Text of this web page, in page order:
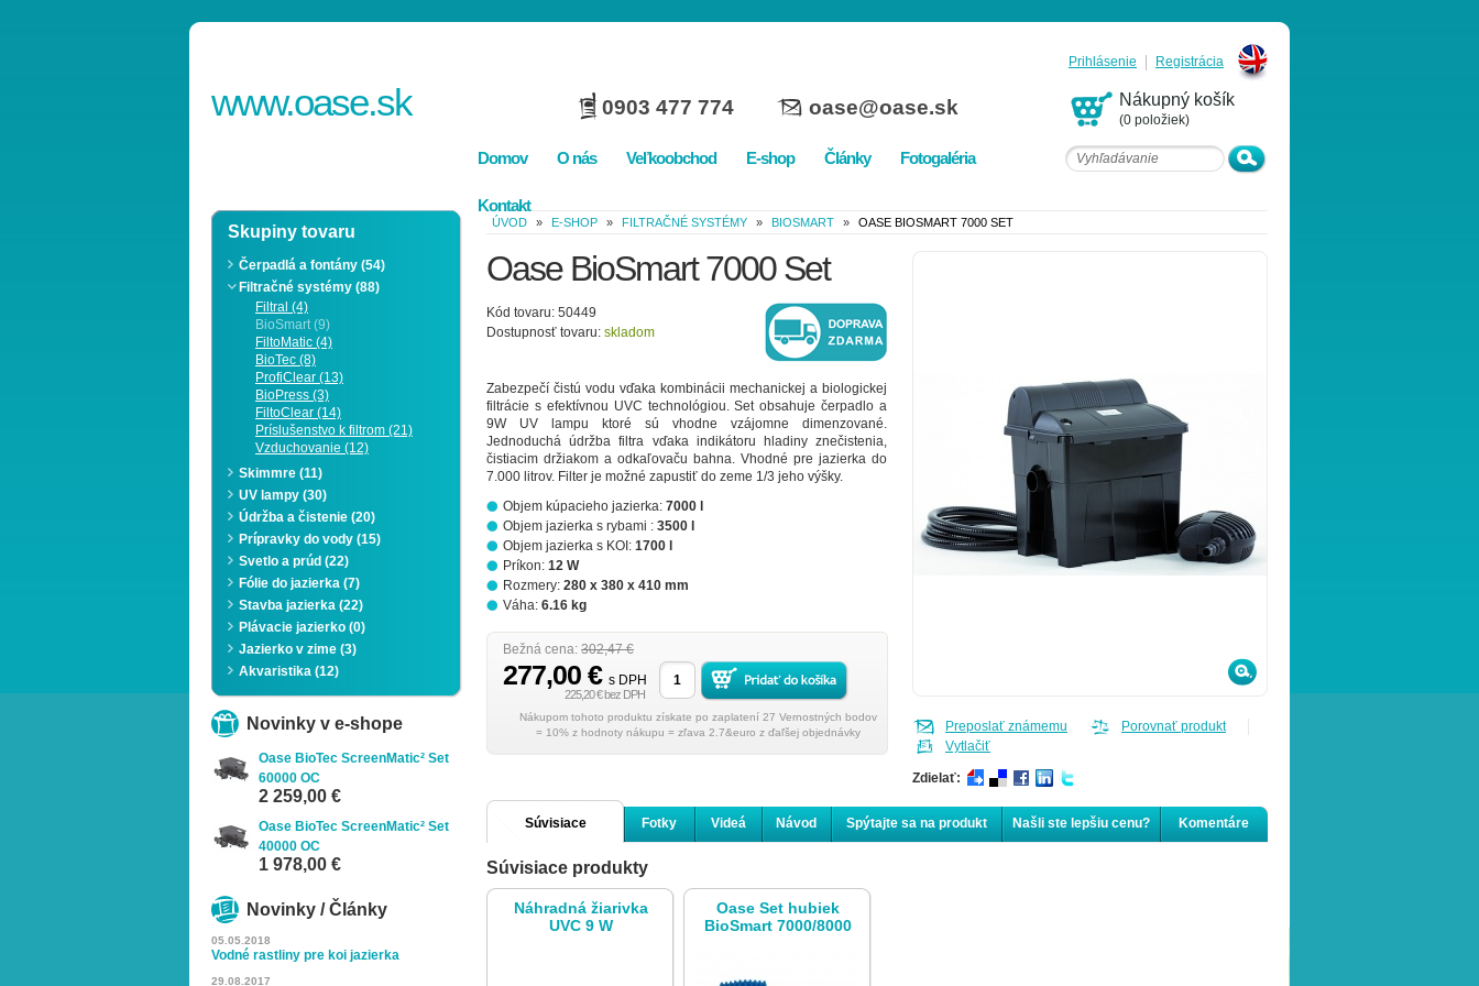
www.oase.sk
Registrácia
Prihlásenie
Nákupný košík
(0 položiek)
0903 477 774 oase@oase.sk
Domov O nás Veľkoobchod E-shop Články Fotogaléria
Kontakt
Skupiny tovaru
Čerpadlá a fontány (54)
Filtračné systémy (88)
Filtral (4)
BioSmart (9)
FiltoMatic (4)
BioTec (8)
ProfiClear (13)
BioPress (3)
FiltoClear (14)
Príslušenstvo k filtrom (21)
Vzduchovanie (12)
Skimmre (11)
UV lampy (30)
Údržba a čistenie (20)
Prípravky do vody (15)
Svetlo a prúd (22)
Fólie do jazierka (7)
Stavba jazierka (22)
Plávacie jazierko (0)
Jazierko v zime (3)
Akvaristika (12)
Novinky v e-shope
Oase BioTec ScreenMatic² Set
60000 OC
2 259,00 €
Oase BioTec ScreenMatic² Set
40000 OC
1 978,00 €
Novinky / Články
05.05.2018
Vodné rastliny pre koi jazierka
29.08.2017
ÚVOD » E-SHOP » FILTRAČNÉ SYSTÉMY » BIOSMART » OASE BIOSMART 7000 SET
Oase BioSmart 7000 Set
Kód tovaru: 50449
Dostupnosť tovaru: skladom
Zabezpečí čistú vodu vďaka kombinácii mechanickej a biologickej
filtrácie s efektívnou UVC technológiou. Set obsahuje čerpadlo a
9W UV lampu ktoré sú vhodne vzájomne dimenzované.
Jednoduchá údržba filtra vďaka indikátoru hladiny znečistenia,
čistiacim držiakom a odkaľovaču bahna. Vhodné pre jazierka do
7.000 litrov. Filter je možné zapustiť do zeme 1/3 jeho výšky.
Objem kúpacieho jazierka: 7000 l
Objem jazierka s rybami : 3500 l
Objem jazierka s KOI: 1700 l
Príkon: 12 W
Rozmery: 280 x 380 x 410 mm
Váha: 6.16 kg
Bežná cena: 302,47 €
277,00 € s DPH
225,20 € bez DPH
Nákupom tohoto produktu získate po zaplatení 27 Vernostných bodov
= 10% z hodnoty nákupu = zľava 2.7&euro z ďaľšej objednávky
Preposlať známemu
Porovnať produkt
Vytlačiť
Zdielať:
Súvisiace
produkty
Fotky Videá Návod Spýtajte sa na produkt Našli ste lepšiu cenu? Komentáre
Súvisiace produkty
Náhradná žiarivka
UVC 9 W
Oase Set hubiek
BioSmart 7000/8000